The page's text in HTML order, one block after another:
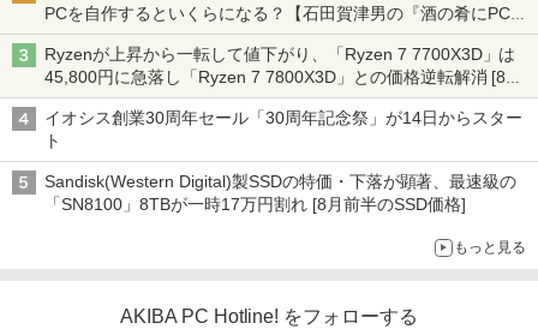
PCを自作するといくらになる？【石田賀津男の『酒の肴にPCゲ
ーム』】
Ryzenが上昇から一転して値下がり、「Ryzen 7 7700X3D」は
45,800円に急落し「Ryzen 7 7800X3D」との価格逆転解消 [8月
前半のCPU価格]
イオシス創業30周年セール「30周年記念祭」が14日からスター
ト
Sandisk(Western Digital)製SSDの特価・下落が顕著、最速級の
「SN8100」8TBが一時17万円割れ [8月前半のSSD価格]
もっと見る
AKIBA PC Hotline! をフォローする